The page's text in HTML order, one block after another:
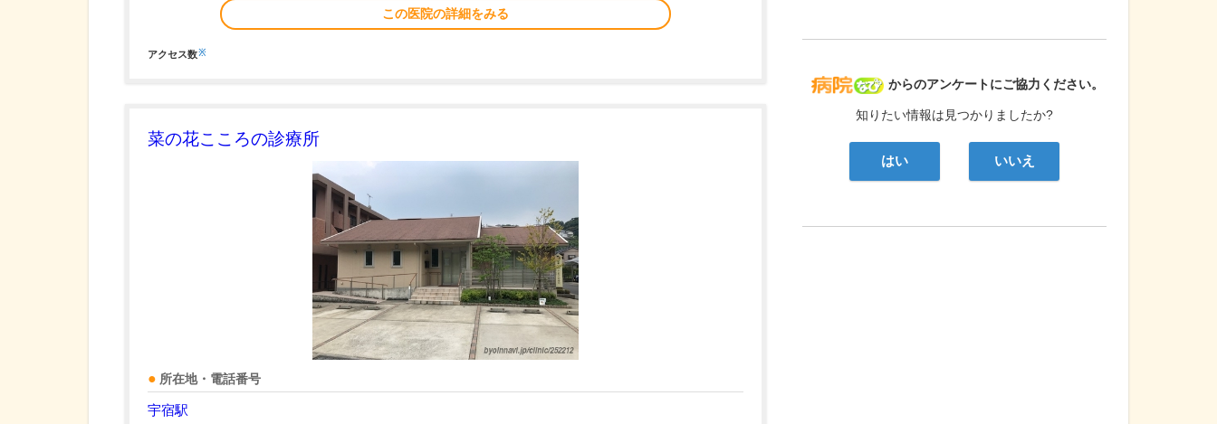
この医院の詳細をみる
アクセス数※
菜の花こころの診療所
所在地・電話番号
宇宿駅
病院なび
からのアンケートにご協力ください。
知りたい情報は見つかりましたか?
はい いいえ